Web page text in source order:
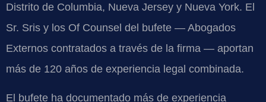
Distrito de Columbia, Nueva Jersey y Nueva York. El
Sr. Sris y los Of Counsel del bufete — Abogados
Externos contratados a través de la firma — aportan
más de 120 años de experiencia legal combinada.
El bufete ha documentado más de experiencia